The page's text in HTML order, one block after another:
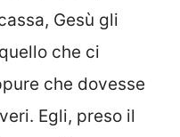
Gesù gli
che ci
che dovesse
Egli, preso il